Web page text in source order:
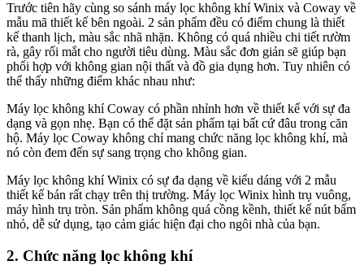
Trước tiên hãy cùng so sánh máy lọc không khí Winix và Coway về
mẫu mã thiết kế bên ngoài. 2 sản phẩm đều có điểm chung là thiết
kế thanh lịch, màu sắc nhã nhặn. Không có quá nhiều chi tiết rườm
rà, gây rối mắt cho người tiêu dùng. Màu sắc đơn giản sẽ giúp bạn
phối hợp với không gian nội thất và đồ gia dụng hơn. Tuy nhiên có
thể thấy những điểm khác nhau như:
Máy lọc không khí Coway có phần nhỉnh hơn về thiết kế với sự đa
dạng và gọn nhẹ. Bạn có thể đặt sản phẩm tại bất cứ đâu trong căn
hộ. Máy lọc Coway không chỉ mang chức năng lọc không khí, mà
nó còn đem đến sự sang trọng cho không gian.
Máy lọc không khí Winix có sự đa dạng về kiểu dáng với 2 mẫu
thiết kế bán rất chạy trên thị trường. Máy lọc Winix hình trụ vuông,
máy hình trụ tròn. Sản phẩm không quá cồng kềnh, thiết kế nút bấm
nhỏ, dễ sử dụng, tạo cảm giác hiện đại cho ngôi nhà của bạn.
2. Chức năng lọc không khí